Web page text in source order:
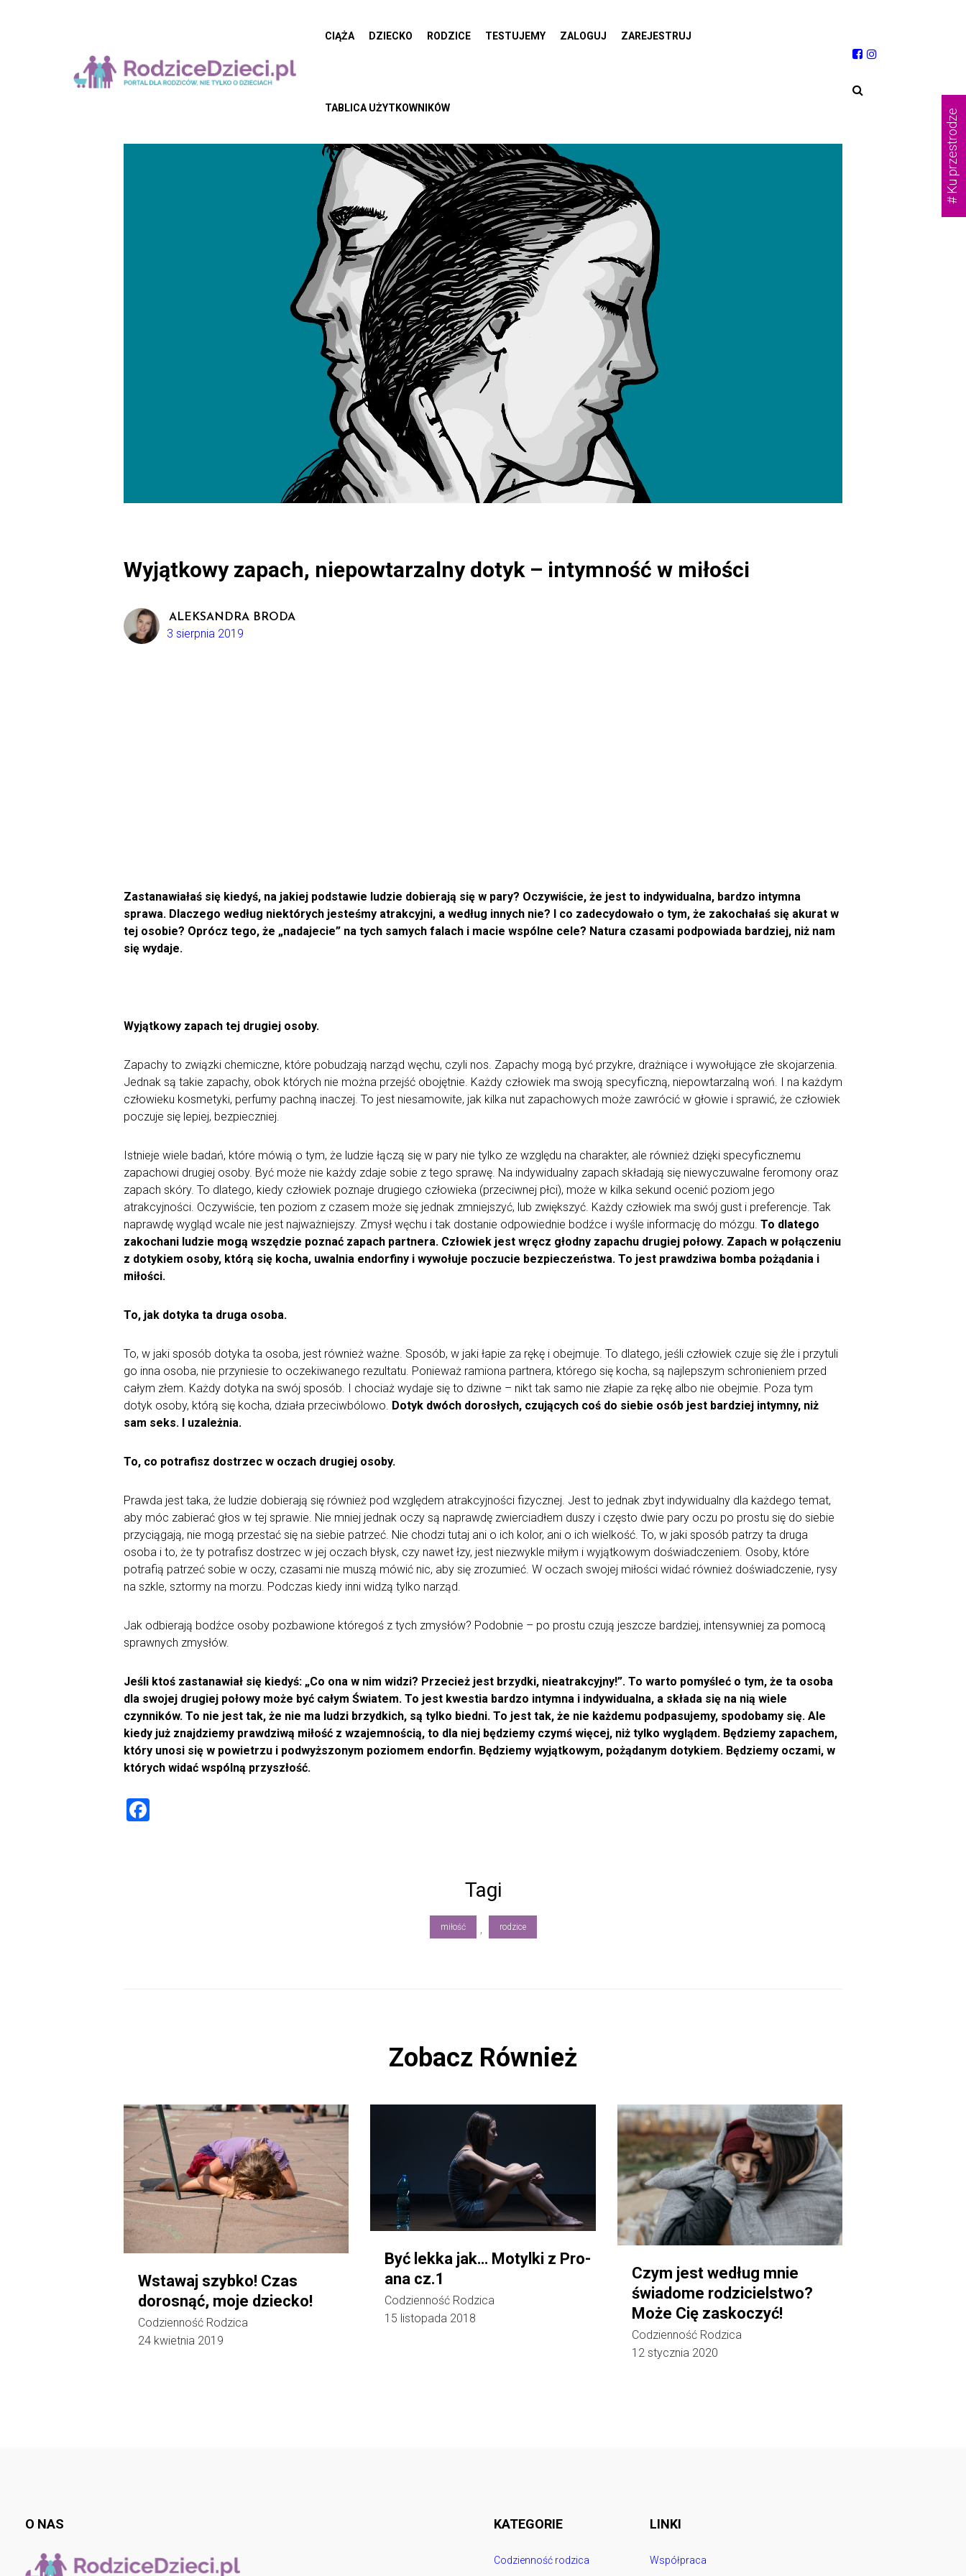
CIĄŻA DZIECKO RODZICE TESTUJEMY ZALOGUJ ZAREJESTRUJ
TABLICA UŻYTKOWNIKÓW
Wyjątkowy zapach, niepowtarzalny dotyk – intymność w miłości
ALEKSANDRA BRODA
3 sierpnia 2019
Zastanawiałaś się kiedyś, na jakiej podstawie ludzie dobierają się w pary? Oczywiście, że jest to indywidualna, bardzo intymna
sprawa. Dlaczego według niektórych jesteśmy atrakcyjni, a według innych nie? I co zadecydowało o tym, że zakochałaś się akurat w
tej osobie? Oprócz tego, że „nadajecie” na tych samych falach i macie wspólne cele? Natura czasami podpowiada bardziej, niż nam
się wydaje.
Wyjątkowy zapach tej drugiej osoby.
Zapachy to związki chemiczne, które pobudzają narząd węchu, czyli nos. Zapachy mogą być przykre, drażniące i wywołujące złe skojarzenia.
Jednak są takie zapachy, obok których nie można przejść obojętnie. Każdy człowiek ma swoją specyficzną, niepowtarzalną woń. I na każdym
człowieku kosmetyki, perfumy pachną inaczej. To jest niesamowite, jak kilka nut zapachowych może zawrócić w głowie i sprawić, że człowiek
poczuje się lepiej, bezpieczniej.
Istnieje wiele badań, które mówią o tym, że ludzie łączą się w pary nie tylko ze względu na charakter, ale również dzięki specyficznemu
zapachowi drugiej osoby. Być może nie każdy zdaje sobie z tego sprawę. Na indywidualny zapach składają się niewyczuwalne feromony oraz
zapach skóry. To dlatego, kiedy człowiek poznaje drugiego człowieka (przeciwnej płci), może w kilka sekund ocenić poziom jego
atrakcyjności. Oczywiście, ten poziom z czasem może się jednak zmniejszyć, lub zwiększyć. Każdy człowiek ma swój gust i preferencje. Tak
naprawdę wygląd wcale nie jest najważniejszy. Zmysł węchu i tak dostanie odpowiednie bodźce i wyśle informację do mózgu. To dlatego
zakochani ludzie mogą wszędzie poznać zapach partnera. Człowiek jest wręcz głodny zapachu drugiej połowy. Zapach w połączeniu
z dotykiem osoby, którą się kocha, uwalnia endorfiny i wywołuje poczucie bezpieczeństwa. To jest prawdziwa bomba pożądania i
miłości.
To, jak dotyka ta druga osoba.
To, w jaki sposób dotyka ta osoba, jest również ważne. Sposób, w jaki łapie za rękę i obejmuje. To dlatego, jeśli człowiek czuje się źle i przytuli
go inna osoba, nie przyniesie to oczekiwanego rezultatu. Ponieważ ramiona partnera, którego się kocha, są najlepszym schronieniem przed
całym złem. Każdy dotyka na swój sposób. I chociaż wydaje się to dziwne – nikt tak samo nie złapie za rękę albo nie obejmie. Poza tym
dotyk osoby, którą się kocha, działa przeciwbólowo. Dotyk dwóch dorosłych, czujących coś do siebie osób jest bardziej intymny, niż
sam seks. I uzależnia.
To, co potrafisz dostrzec w oczach drugiej osoby.
Prawda jest taka, że ludzie dobierają się również pod względem atrakcyjności fizycznej. Jest to jednak zbyt indywidualny dla każdego temat,
aby móc zabierać głos w tej sprawie. Nie mniej jednak oczy są naprawdę zwierciadłem duszy i często dwie pary oczu po prostu się do siebie
przyciągają, nie mogą przestać się na siebie patrzeć. Nie chodzi tutaj ani o ich kolor, ani o ich wielkość. To, w jaki sposób patrzy ta druga
osoba i to, że ty potrafisz dostrzec w jej oczach błysk, czy nawet łzy, jest niezwykle miłym i wyjątkowym doświadczeniem. Osoby, które
potrafią patrzeć sobie w oczy, czasami nie muszą mówić nic, aby się zrozumieć. W oczach swojej miłości widać również doświadczenie, rysy
na szkle, sztormy na morzu. Podczas kiedy inni widzą tylko narząd.
Jak odbierają bodźce osoby pozbawione któregoś z tych zmysłów? Podobnie – po prostu czują jeszcze bardziej, intensywniej za pomocą
sprawnych zmysłów.
Jeśli ktoś zastanawiał się kiedyś: „Co ona w nim widzi? Przecież jest brzydki, nieatrakcyjny!”. To warto pomyśleć o tym, że ta osoba
dla swojej drugiej połowy może być całym Światem. To jest kwestia bardzo intymna i indywidualna, a składa się na nią wiele
czynników. To nie jest tak, że nie ma ludzi brzydkich, są tylko biedni. To jest tak, że nie każdemu podpasujemy, spodobamy się. Ale
kiedy już znajdziemy prawdziwą miłość z wzajemnością, to dla niej będziemy czymś więcej, niż tylko wyglądem. Będziemy zapachem,
który unosi się w powietrzu i podwyższonym poziomem endorfin. Będziemy wyjątkowym, pożądanym dotykiem. Będziemy oczami, w
których widać wspólną przyszłość.
Tagi
miłość , rodzice
Zobacz Również
Wstawaj szybko! Czas
dorosnąć, moje dziecko!
Codzienność Rodzica
24 kwietnia 2019
Być lekka jak… Motylki z Pro-
ana cz.1
Codzienność Rodzica
15 listopada 2018
Czym jest według mnie
świadome rodzicielstwo?
Może Cię zaskoczyć!
Codzienność Rodzica
12 stycznia 2020
O NAS KATEGORIE
Codzienność rodzica
LINKI
Współpraca
# Ku przestrodze